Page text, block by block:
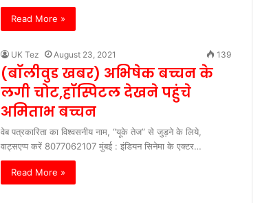
Read More »
UK Tez August 23, 2021 139
(बॉलीवुड खबर) अभिषेक बच्चन के
लगी चोट,हॉस्पिटल देखने पहुंचे
अमिताभ बच्चन
वेब पत्रकारिता का विश्वसनीय नाम, “यूके तेज” से जुड़ने के लिये,
वाट्सएप्प करें 8077062107 मुंबई : इंडियन सिनेमा के एक्टर…
Read More »